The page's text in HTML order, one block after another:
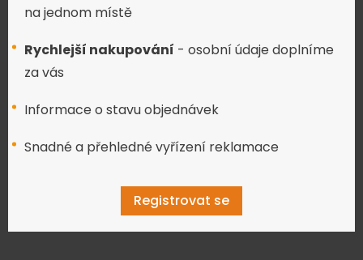
na jednom místě
Rychlejší nakupování - osobní údaje doplníme
za vás
Informace o stavu objednávek
Snadné a přehledné vyřízení reklamace
Registrovat se